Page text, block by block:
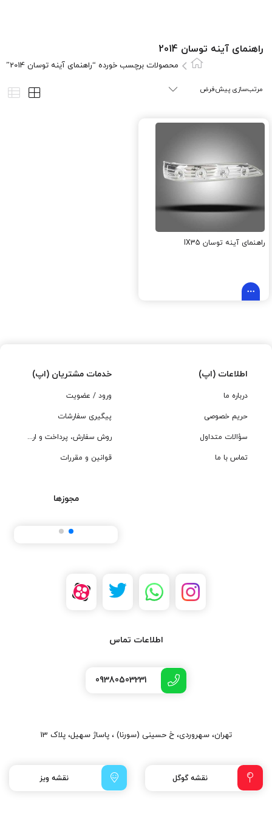
راهنمای آینه توسان 2014
محصولات برچسب خورده “راهنمای آینه توسان 2014”
راهنمای آینه توسان IX35
اطلاعات (اپ)
درباره ما
حریم خصوصی
سؤالات متداول
تماس با ما
خدمات مشتریان (اپ)
ورود / عضویت
پیگیری سفارشات
روش سفارش، پرداخت و ارسال
قوانین و مقررات
مجوزها
اطلاعات تماس
09380503231
تهران، سهروردی، خ حسینی (سورنا) ، پاساژ سهیل، پلاک 13
نقشه گوگل نقشه ویز